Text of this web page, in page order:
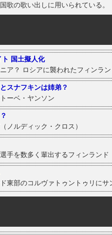
歌の歌い出しに用いられている。
ト 国土擬人化
ア？ ロシアに襲われたフィンラ
スナフキンは姉弟？
ーベ・ヤンソン
ノルディック・クロス）
手を数多く輩出するフィンランド
東部のコルヴァトゥントゥリに